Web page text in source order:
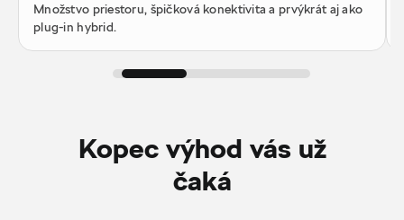
Množstvo priestoru, špičková konektivita a prvýkrát aj ako
plug-in hybrid.
Kopec výhod vás už
čaká